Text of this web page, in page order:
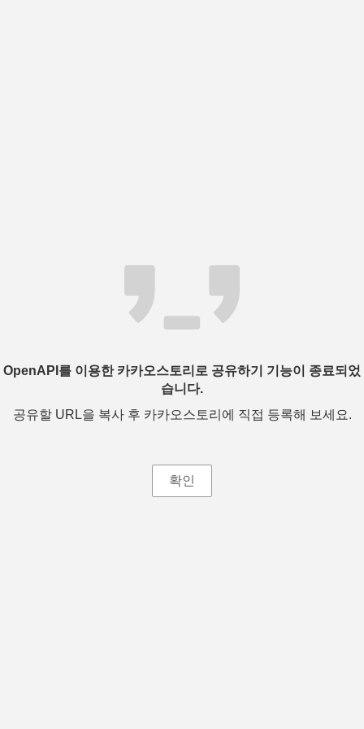
OpenAPI를 이용한 카카오스토리로 공유하기 기능이 종료되었
습니다.
공유할 URL을 복사 후 카카오스토리에 직접 등록해 보세요.
확인